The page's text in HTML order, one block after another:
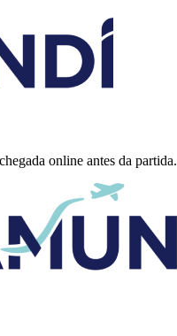
online antes da partida.